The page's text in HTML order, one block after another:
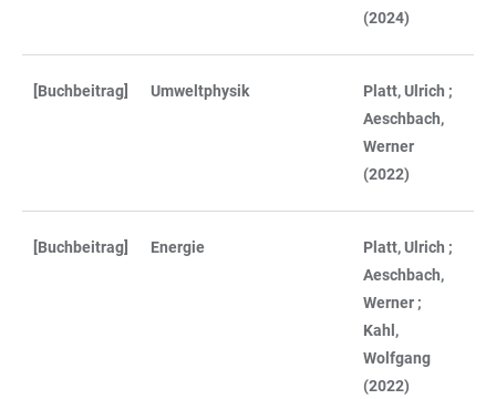
(2024)
[Buchbeitrag] Umweltphysik
Platt, Ulrich ;
Aeschbach,
Werner
(2022)
[Buchbeitrag] Energie
Platt, Ulrich ;
Aeschbach,
Werner ;
Kahl,
Wolfgang
(2022)